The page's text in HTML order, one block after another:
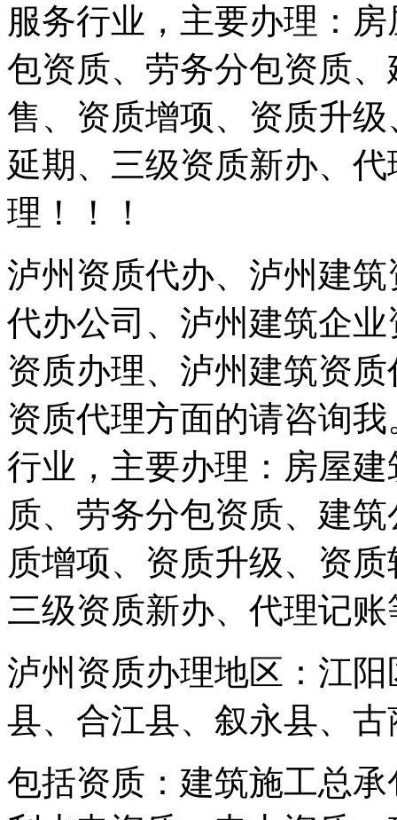
服务行业，主要办理：
包资质、劳务分包资质
售、资质增项、资质升
延期、三级资质新办、
理！！！
泸州资质代办、泸州建
代办公司、泸州建筑企
资质办理、泸州建筑资
资质代理方面的请咨询
行业，主要办理：房屋
质、劳务分包资质、建
质增项、资质升级、资
三级资质新办、代理记
泸州资质办理地区：江
县、合江县、叙永县、古
包括资质：建筑施工总